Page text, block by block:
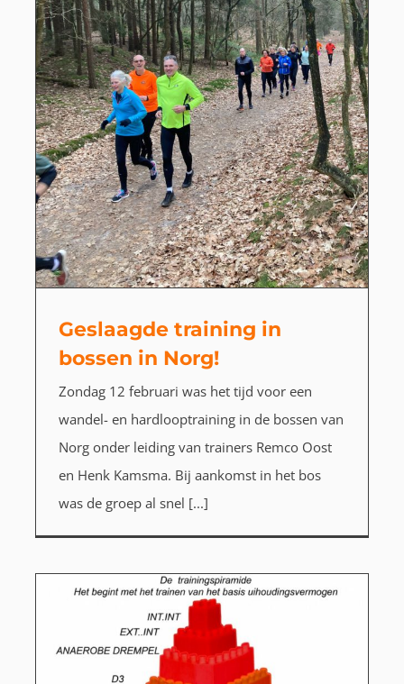
Geslaagde training in
bossen in Norg!
Zondag 12 februari was het tijd voor een
wandel- en hardlooptraining in de bossen van
Norg onder leiding van trainers Remco Oost
en Henk Kamsma. Bij aankomst in het bos
was de groep al snel [...]